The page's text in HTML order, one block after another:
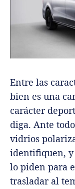
Entre las
bien es una
carácter
diga. Ante
vidrios
identifiquen, y
lo piden para
trasladar al